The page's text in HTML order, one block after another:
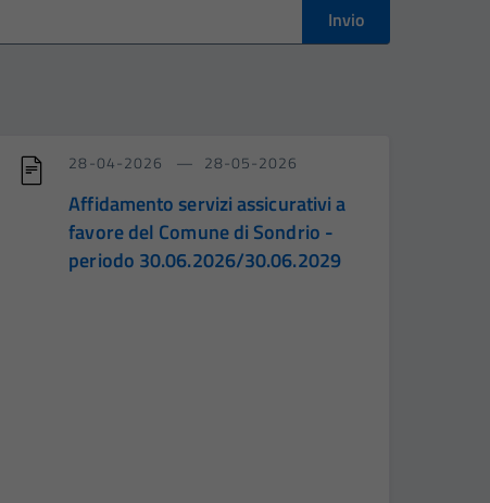
Invio
28-04-2026 28-05-2026
Affidamento servizi assicurativi a
favore del Comune di Sondrio -
periodo 30.06.2026/30.06.2029